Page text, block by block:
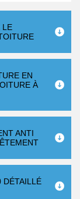
LE
EN
À
ANTI
DÉTAILLÉ